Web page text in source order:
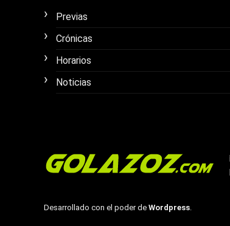
Previas
Crónicas
Horarios
Noticias
Desarrollado con el poder de Wordpress